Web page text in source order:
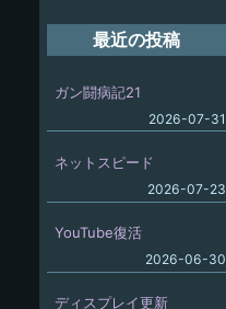
最近の投稿
ガン闘病記21
2026-07-31
ネットスピード
2026-07-23
YouTube復活
2026-06-30
ディスプレイ更新